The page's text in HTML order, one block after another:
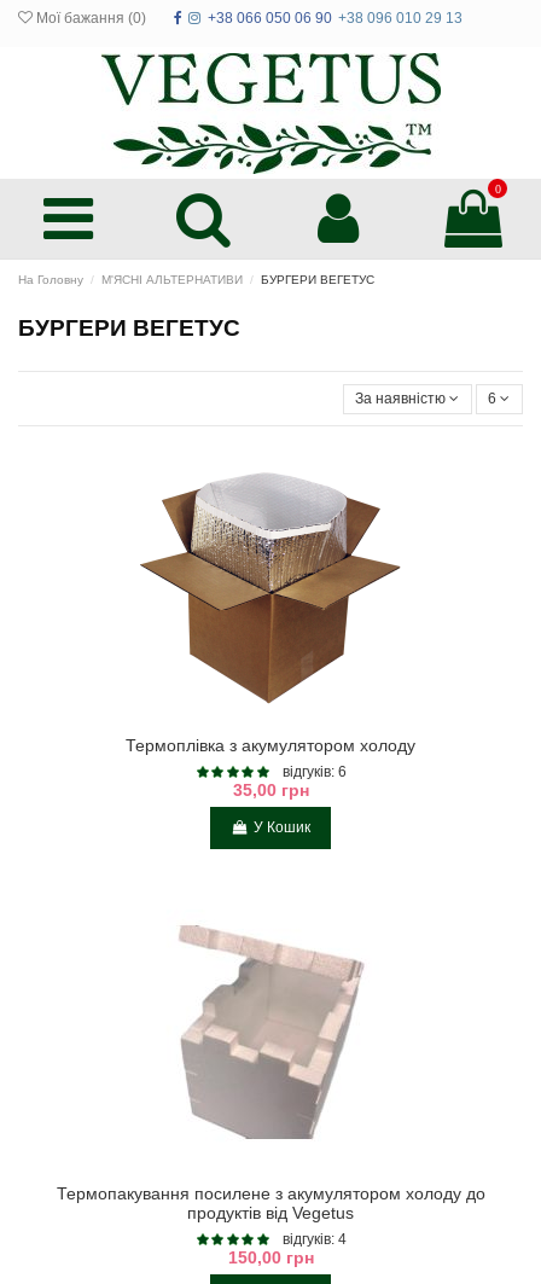
Мої бажання (0) +38 066 050 06 90 +38 096 010 29 13
0
На Головну М'ЯСНІ АЛЬТЕРНАТИВИ БУРГЕРИ ВЕГЕТУС
БУРГЕРИ ВЕГЕТУС
За наявністю 6
Термоплівка з акумулятором холоду
відгуків: 6
35,00 грн
У Кошик
Термопакування посилене з акумулятором холоду до
продуктів від Vegetus
відгуків: 4
150,00 грн